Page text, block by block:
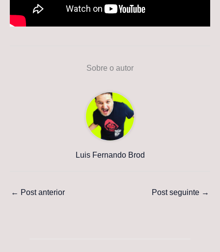
Sobre o autor
Luis Fernando Brod
← Post anterior Post seguinte →